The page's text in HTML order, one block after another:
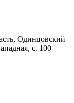
Одинцовский
с. 100